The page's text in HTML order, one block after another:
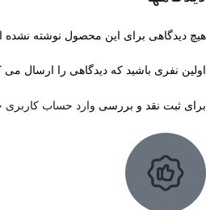
هیچ دیدگاهی برای این محصول نوشته نشده
اولین نفری باشید که دیدگاهی را ارسال می
برای ثبت نقد و بررسی وارد حساب کاربری